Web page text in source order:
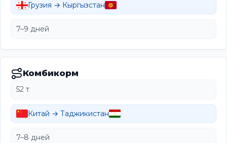
Грузия → Кыргызстан
7–9 дней
Комбикорм
52 т
Китай → Таджикистан
7–8 дней